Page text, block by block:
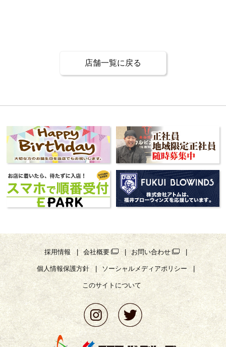
店舗一覧に戻る
採用情報 会社概要 お問い合わせ
個人情報保護方針 ソーシャルメディアポリシー
このサイトについて